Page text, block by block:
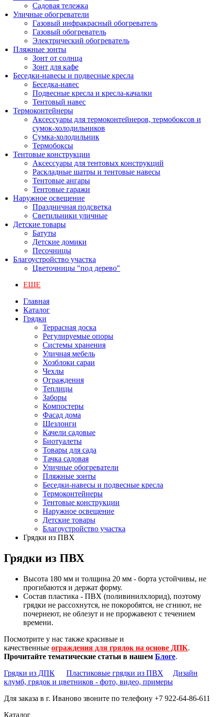
Садовая тележка
Уличные обогреватели
Газовый инфракрасный обогреватель
Газовый обогреватель
Электрический обогреватель
Пляжные зонты
Зонт от солнца
Зонт для кафе
Беседки-навесы и подвесные кресла
Беседка-навес
Подвесные кресла и кресла-качалки
Тентовый навес
Термоконтейнеры
Аксессуары для термоконтейнеров, термобоксов и
сумок-холодильников
Сумка-холодильник
Термобоксы
Тентовые конструкции
Аксессуары для тентовых конструкций
Раскладные шатры и тентовые навесы
Тентовые ангары
Тентовые гаражи
Наружное освещение
Праздничная подсветка
Светильники уличные
Детские товары
Батуты
Детские домики
Песочницы
Благоустройство участка
Цветочницы "под дерево"
ЕЩЕ
Главная
Каталог
Грядки
Террасная доска
Регулируемые опоры
Системы хранения
Уличная мебель
Хозблоки сараи
Чехлы
Ограждения
Теплицы
Заборы
Компостеры
Фасад дома
Шезлонги
Качели садовые
Биотуалеты
Товары для сада
Тачка садовая
Уличные обогреватели
Пляжные зонты
Беседки-навесы и подвесные кресла
Термоконтейнеры
Тентовые конструкции
Наружное освещение
Детские товары
Благоустройство участка
Грядки из ПВХ
Грядки из ПВХ
Высота 180 мм и толщина 20 мм - борта устойчивы, не
прогибаются и держат форму.
Состав пластика - ПВХ (поливинилхлорид), поэтому
грядки не рассохнутся, не покоробятся, не сгниют, не
почернеют, не облезут и не проржавеют с течением
времени.
Посмотрите у нас также красивые и
качественные ограждения для грядок на основе ДПК.
Прочитайте тематические статьи в нашем Блоге.
Грядки из ДПК
Пластиковые грядки из ПВХ
Дизайн
клумб, грядок и цветников - фото, видео, примеры
Для заказа в г. Иваново звоните по телефону +7 922-64-86-611
Каталог